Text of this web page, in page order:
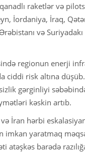
raketlər və
İordaniya, İraq,
və
regionun enerji
ciddi risk altına
gərginliyi
kəskin artıb.
İran hərbi
imkan yaratmaq
atəşkəs barədə